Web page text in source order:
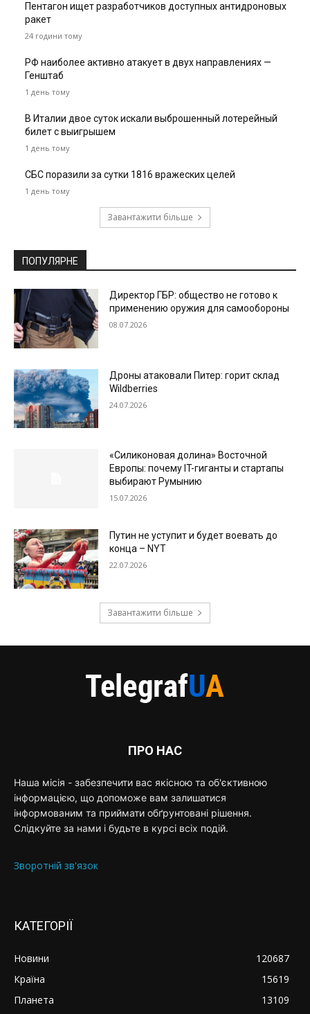
Пентагон ищет разработчиков доступных антидроновых
ракет
24 години тому
РФ наиболее активно атакует в двух направлениях —
Генштаб
1 день тому
В Италии двое суток искали выброшенный лотерейный
билет с выигрышем
1 день тому
СБС поразили за сутки 1816 вражеских целей
1 день тому
Завантажити більше
ПОПУЛЯРНЕ
Директор ГБР: общество не готово к
применению оружия для самообороны
08.07.2026
Дроны атаковали Питер: горит склад
Wildberries
24.07.2026
«Силиконовая долина» Восточной
Европы: почему IT-гиганты и стартапы
выбирают Румынию
15.07.2026
Путин не уступит и будет воевать до
конца – NYT
22.07.2026
Завантажити більше
ПРО НАС
Наша місія - забезпечити вас якісною та об'єктивною
інформацією, що допоможе вам залишатися
інформованим та приймати обґрунтовані рішення.
Слідкуйте за нами і будьте в курсі всіх подій.
Зворотній зв'язок
КАТЕГОРІЇ
Новини
120687
Країна
15619
Планета
13109